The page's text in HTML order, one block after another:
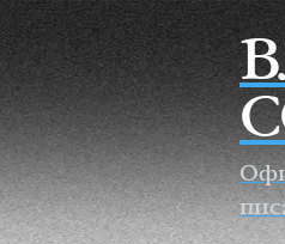
Перейти к основному